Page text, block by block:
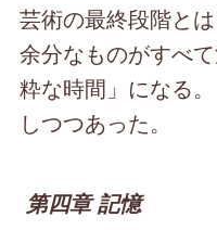
芸術の最終段階と
余分なものがすべ
粋な時間」になる
しつつあった。
第四章 記憶